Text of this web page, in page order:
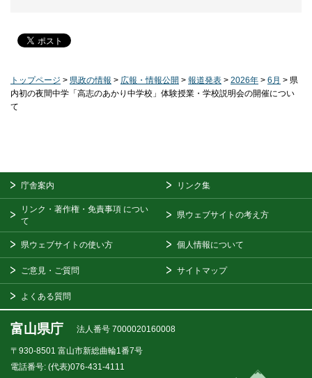
トップページ > 県政の情報 > 広報・情報公開 > 報道発表 > 2026年 > 6月 > 県
内初の夜間中学「高志のあかり中学校」体験授業・学校説明会の開催につい
て
庁舎案内 リンク集
リンク・著作権・免責事項 につい
て
県ウェブサイトの考え方
県ウェブサイトの使い方 個人情報について
ご意見・ご質問 サイトマップ
よくある質問
富山県庁 法人番号 7000020160008
〒930-8501 富山市新総曲輪1番7号
電話番号: (代表)076-431-4111